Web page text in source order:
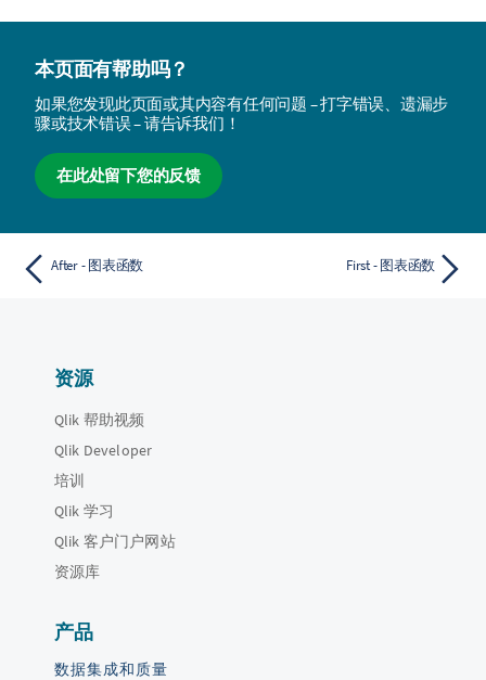
本页面有帮助吗？
如果您发现此页面或其内容有任何问题 – 打字错误、遗漏步
骤或技术错误 – 请告诉我们！
在此处留下您的反馈
After - 图表函数 First - 图表函数
资源
Qlik 帮助视频
Qlik Developer
培训
Qlik 学习
Qlik 客户门户网站
资源库
产品
数据集成和质量